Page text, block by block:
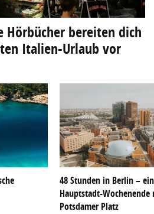
Hörbücher bereiten dich
Italien-Urlaub vor
48 Stunden in Berlin –
Hauptstadt-
Potsdamer Platz